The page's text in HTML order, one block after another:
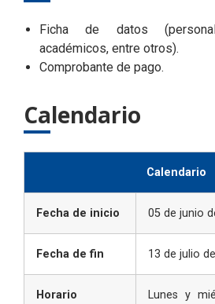
Ficha de datos
académicos, entre otros).
Comprobante de pago.
Calendario
Calendario
Fecha de inicio 05 de junio
Fecha de fin 13 de julio
Horario
Lunes y